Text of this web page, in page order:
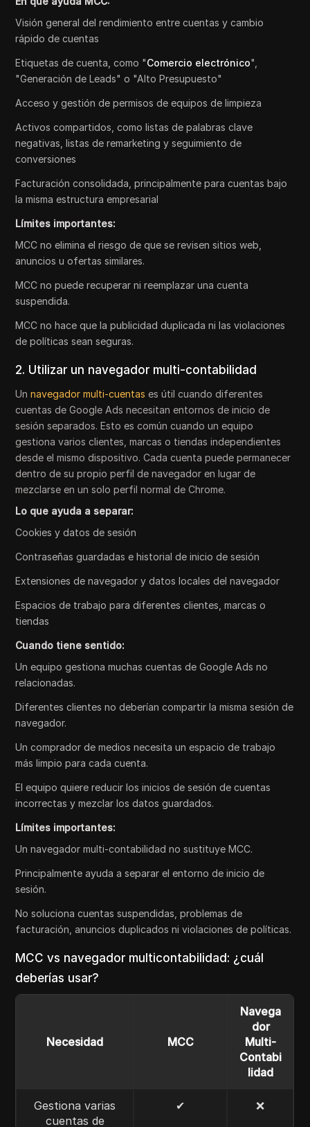
Visión general del rendimiento entre cuentas y cambio
rápido de cuentas
Etiquetas de cuenta, como "Comercio electrónico",
"Generación de Leads" o "Alto Presupuesto"
Acceso y gestión de permisos de equipos de limpieza
Activos compartidos, como listas de palabras clave
negativas, listas de remarketing y seguimiento de
conversiones
Facturación consolidada, principalmente para cuentas bajo
la misma estructura empresarial
Límites importantes:
MCC no elimina el riesgo de que se revisen sitios web,
anuncios u ofertas similares.
MCC no puede recuperar ni reemplazar una cuenta
suspendida.
MCC no hace que la publicidad duplicada ni las violaciones
de políticas sean seguras.
2. Utilizar un navegador multi-contabilidad
Unnavegador multi-cuentas es útil cuando diferentes
cuentas de Google Ads necesitan entornos de inicio de
sesión separados. Esto es común cuando un equipo
gestiona varios clientes, marcas o tiendas independientes
desde el mismo dispositivo. Cada cuenta puede permanecer
dentro de su propio perfil de navegador en lugar de
mezclarse en un solo perfil normal de Chrome.
Lo que ayuda a separar:
Cookies y datos de sesión
Contraseñas guardadas e historial de inicio de sesión
Extensiones de navegador y datos locales del navegador
Espacios de trabajo para diferentes clientes, marcas o
tiendas
Cuando tiene sentido:
Un equipo gestiona muchas cuentas de Google Ads no
relacionadas.
Diferentes clientes no deberían compartir la misma sesión de
navegador.
Un comprador de medios necesita un espacio de trabajo
más limpio para cada cuenta.
El equipo quiere reducir los inicios de sesión de cuentas
incorrectas y mezclar los datos guardados.
Límites importantes:
Un navegador multi-contabilidad no sustituye MCC.
Principalmente ayuda a separar el entorno de inicio de
sesión.
No soluciona cuentas suspendidas, problemas de
facturación, anuncios duplicados ni violaciones de políticas.
MCC vs navegador multicontabilidad: ¿cuál
deberías usar?
Necesidad MCC
Navega
dor
Multi-
Contabi
lidad
Gestiona varias
cuentas de
✔ ❌